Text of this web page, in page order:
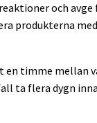
och avge
produkterna
timme mellan
ta flera dygn